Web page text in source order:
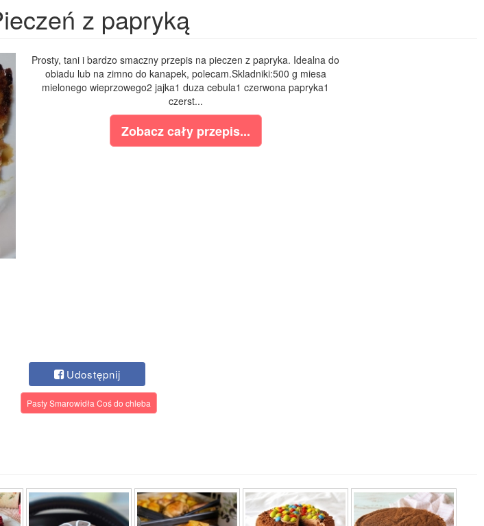
z papryką
Prosty, tani i bardzo smaczny przepis na pieczen z papryka. Idealna do
obiadu lub na zimno do kanapek, polecam.Skladniki:500 g miesa
mielonego wieprzowego2 jajka1 duza cebula1 czerwona papryka1
czerst...
Zobacz cały przepis...
Udostępnij
Pasty Smarowidła Coś do chleba